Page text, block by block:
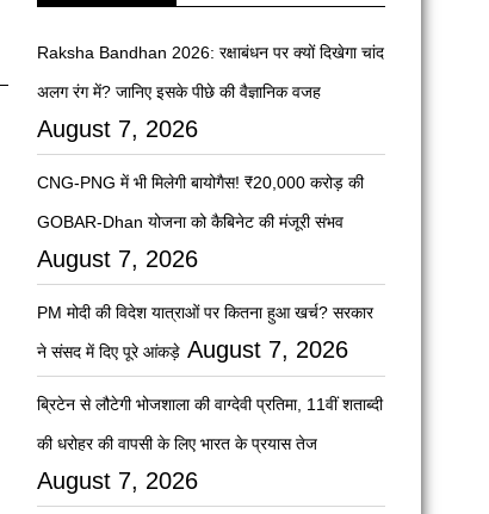
Raksha Bandhan 2026: रक्षाबंधन पर क्यों दिखेगा चांद
अलग रंग में? जानिए इसके पीछे की वैज्ञानिक वजह
August 7, 2026
CNG-PNG में भी मिलेगी बायोगैस! ₹20,000 करोड़ की
GOBAR-Dhan योजना को कैबिनेट की मंजूरी संभव
August 7, 2026
PM मोदी की विदेश यात्राओं पर कितना हुआ खर्च? सरकार
ने संसद में दिए पूरे आंकड़े August 7, 2026
ब्रिटेन से लौटेगी भोजशाला की वाग्देवी प्रतिमा, 11वीं शताब्दी
की धरोहर की वापसी के लिए भारत के प्रयास तेज
August 7, 2026